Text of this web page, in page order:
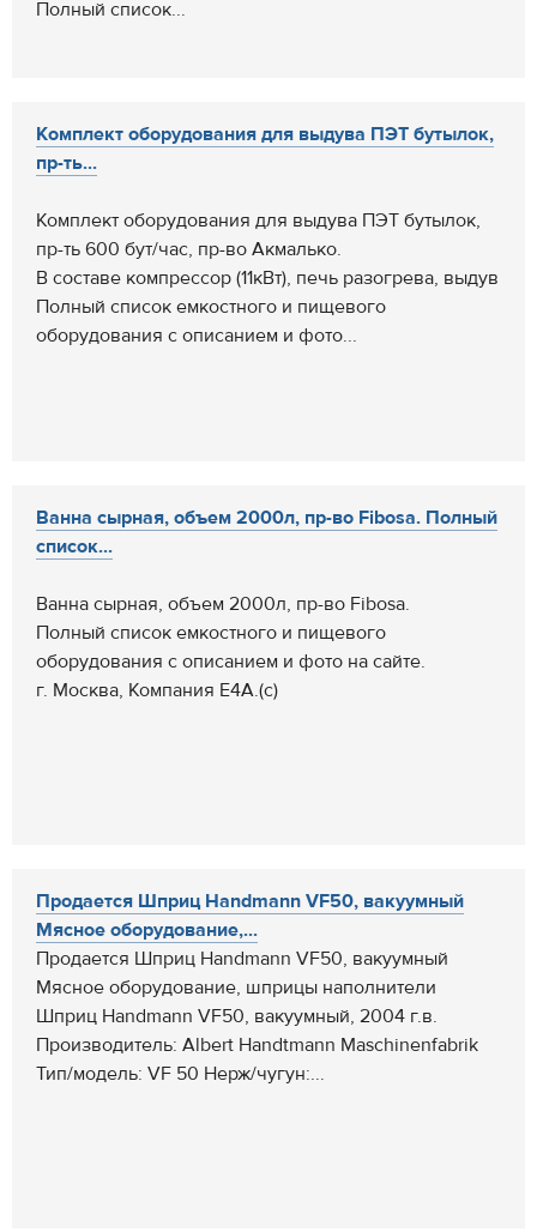
Полный список...
Комплект оборудования для выдува ПЭТ бутылок,
пр-ть...
Комплект оборудования для выдува ПЭТ бутылок,
пр-ть 600 бут/час, пр-во Акмалько.
В составе компрессор (11кВт), печь разогрева, выдув
Полный список емкостного и пищевого
оборудования с описанием и фото...
Ванна сырная, объем 2000л, пр-во Fibosa. Полный
список...
Ванна сырная, объем 2000л, пр-во Fibosa.
Полный список емкостного и пищевого
оборудования с описанием и фото на сайте.
г. Москва, Компания Е4А.(с)
Продается Шприц Handmann VF50, вакуумный
Мясное оборудование,...
Продается Шприц Handmann VF50, вакуумный
Мясное оборудование, шприцы наполнители
Шприц Handmann VF50, вакуумный, 2004 г.в.
Производитель: Albert Handtmann Maschinenfabrik
Тип/модель: VF 50 Нерж/чугун:...